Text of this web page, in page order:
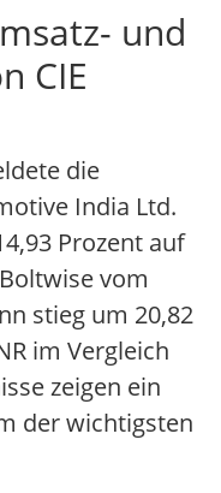
und
CIE
die
India Ltd.
Prozent auf
vom
stieg um 20,82
im Vergleich
zeigen ein
der wichtigsten